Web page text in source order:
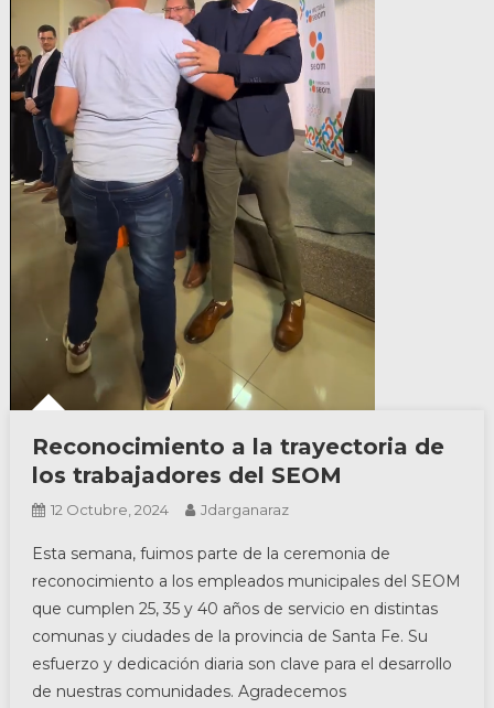
Reconocimiento a la trayectoria de
los trabajadores del SEOM
12 Octubre, 2024 Jdarganaraz
Esta semana, fuimos parte de la ceremonia de
reconocimiento a los empleados municipales del SEOM
que cumplen 25, 35 y 40 años de servicio en distintas
comunas y ciudades de la provincia de Santa Fe. Su
esfuerzo y dedicación diaria son clave para el desarrollo
de nuestras comunidades. Agradecemos